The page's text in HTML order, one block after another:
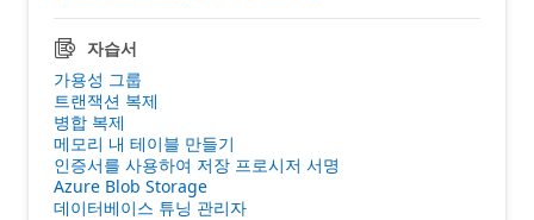
자습서
가용성 그룹
트랜잭션 복제
병합 복제
메모리 내 테이블 만들기
인증서를 사용하여 저장 프로시저 서명
Azure Blob Storage
데이터베이스 튜닝 관리자